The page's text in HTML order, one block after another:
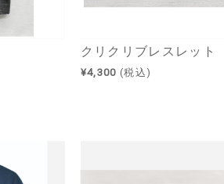
クリクリブレスレット
¥4,300 (税込)